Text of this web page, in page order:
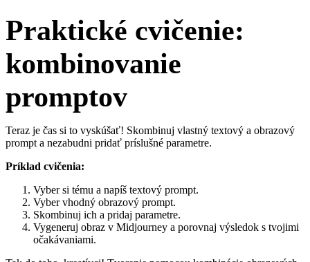
Praktické cvičenie:
kombinovanie
promptov
Teraz je čas si to vyskúšať! Skombinuj vlastný textový a obrazový
prompt a nezabudni pridať príslušné parametre.
Príklad cvičenia:
Vyber si tému a napíš textový prompt.
Vyber vhodný obrazový prompt.
Skombinuj ich a pridaj parametre.
Vygeneruj obraz v Midjourney a porovnaj výsledok s tvojimi
očakávaniami.